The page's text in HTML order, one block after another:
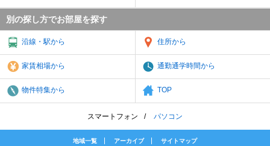
別の探し方でお部屋を探す
沿線・駅から 住所から
家賃相場から 通勤通学時間から
物件特集から TOP
スマートフォン パソコン
地域一覧 アーカイブ サイトマップ